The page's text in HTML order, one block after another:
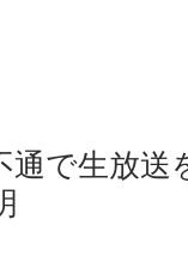
で生放送